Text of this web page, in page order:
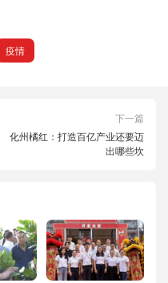
疫情
下一篇
化州橘红：打造百亿产业还要迈
出哪些坎